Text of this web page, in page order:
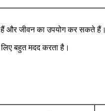
हैं और जीवन का उपयोग कर सकते हैं।
बहुत मदद करता है।